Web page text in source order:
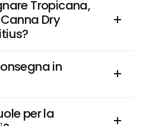
Tropicana,
Dry
in
per la